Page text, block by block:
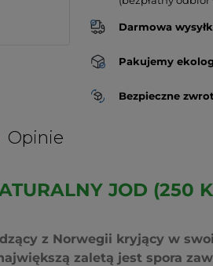
Darmowa
Pakujemy
Bezpieczne
Opinie
JOD (250
z Norwegii kryjący w
zaletą jest spora